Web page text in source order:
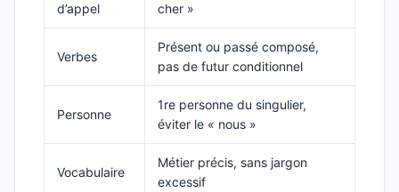
d’appel
cher »
Verbes
Présent ou passé composé,
pas de futur conditionnel
Personne
1re personne du singulier,
éviter le « nous »
Vocabulaire
Métier précis, sans jargon
excessif